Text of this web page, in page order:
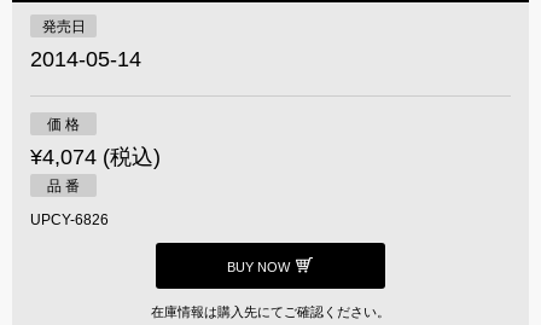
発売日
2014-05-14
価 格
¥4,074 (税込)
品 番
UPCY-6826
BUY NOW
在庫情報は購入先にてご確認ください。